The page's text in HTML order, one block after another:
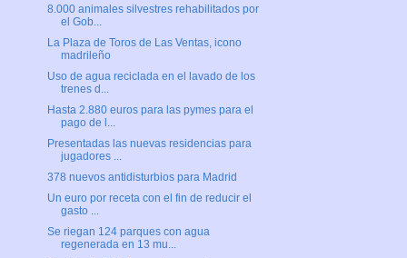
8.000 animales silvestres rehabilitados por
el Gob...
La Plaza de Toros de Las Ventas, icono
madrileño
Uso de agua reciclada en el lavado de los
trenes d...
Hasta 2.880 euros para las pymes para el
pago de l...
Presentadas las nuevas residencias para
jugadores ...
378 nuevos antidisturbios para Madrid
Un euro por receta con el fin de reducir el
gasto ...
Se riegan 124 parques con agua
regenerada en 13 mu...